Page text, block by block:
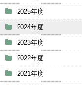
2025年度
2024年度
2023年度
2022年度
2021年度